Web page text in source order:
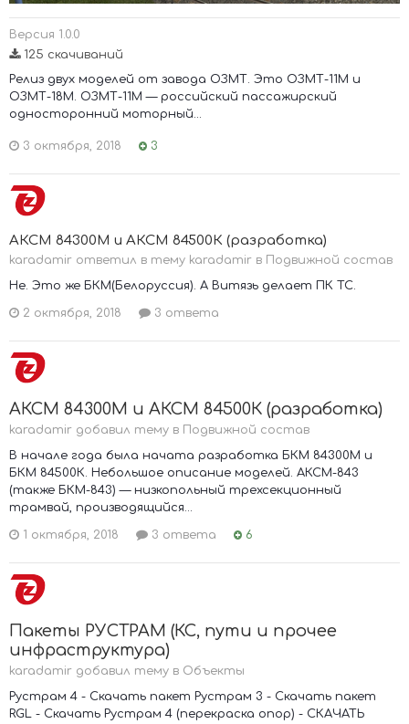
Версия 1.0.0
125 скачиваний
Релиз двух моделей от завода ОЗМТ. Это ОЗМТ-11М и
ОЗМТ-18М. ОЗМТ-11М — российский пассажирский
односторонний моторный...
3 октября, 2018 3
АКСМ 84300М и АКСМ 84500К (разработка)
karadamir ответил в тему karadamir в
Подвижной состав
Не. Это же БКМ(Белоруссия). А Витязь делает ПК ТС.
2 октября, 2018 3 ответа
АКСМ 84300М и АКСМ 84500К (разработка)
karadamir добавил тему в
Подвижной состав
В начале года была начата разработка БКМ 84300М и
БКМ 84500К. Небольшое описание моделей. АКСМ-843
(также БКМ-843) — низкопольный трехсекционный
трамвай, производящийся...
1 октября, 2018 3 ответа 6
Пакеты РУСТРАМ (КС, пути и прочее
инфраструктура)
karadamir добавил тему в Объекты
Рустрам 4 - Скачать пакет Рустрам 3 - Скачать пакет
RGL - Скачать Рустрам 4 (перекраска опор) - СКАЧАТЬ